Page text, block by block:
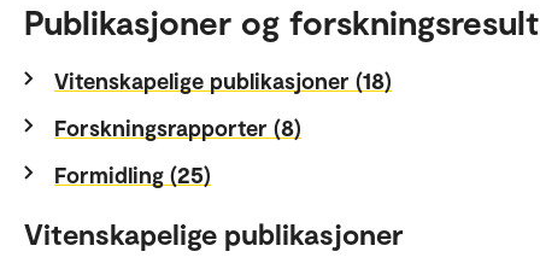
Publikasjoner og
Vitenskapelige publikasjoner (18)
Forskningsrapporter (8)
Formidling (25)
Vitenskapelige publikasjoner